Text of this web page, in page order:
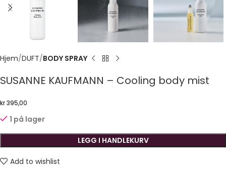
Hjem DUFT BODY SPRAY
SUSANNE KAUFMANN – Cooling body mist
kr395,00
1 på lager
LEGG I HANDLEKURV
Add to wishlist